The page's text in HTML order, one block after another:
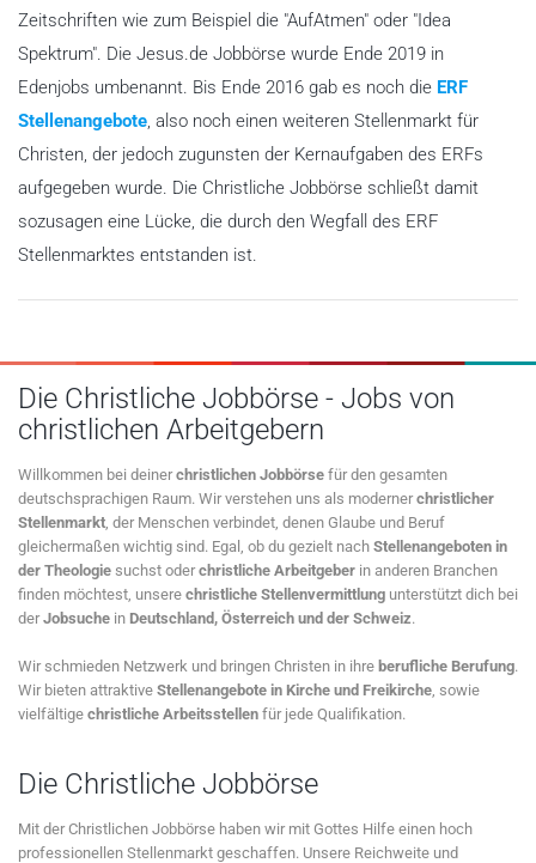
Zeitschriften wie zum Beispiel die "AufAtmen" oder "Idea
Spektrum". Die Jesus.de Jobbörse wurde Ende 2019 in
Edenjobs umbenannt. Bis Ende 2016 gab es noch die ERF
Stellenangebote, also noch einen weiteren Stellenmarkt für
Christen, der jedoch zugunsten der Kernaufgaben des ERFs
aufgegeben wurde. Die Christliche Jobbörse schließt damit
sozusagen eine Lücke, die durch den Wegfall des ERF
Stellenmarktes entstanden ist.
Die Christliche Jobbörse - Jobs von
christlichen Arbeitgebern
Willkommen bei deinerchristlichen Jobbörse für den gesamten
deutschsprachigen Raum. Wir verstehen uns als modernerchristlicher
Stellenmarkt, der Menschen verbindet, denen Glaube und Beruf
gleichermaßen wichtig sind. Egal, ob du gezielt nach Stellenangeboten in
der Theologie suchst oderchristliche Arbeitgeber in anderen Branchen
finden möchtest, unsere christliche Stellenvermittlung unterstützt dich bei
derJobsuche in Deutschland, Österreich und der Schweiz.
Wir schmieden Netzwerk und bringen Christen in ihre berufliche Berufung.
Wir bieten attraktive Stellenangebote in Kirche und Freikirche, sowie
vielfältige christliche Arbeitsstellen für jede Qualifikation.
Die Christliche Jobbörse
Mit der Christlichen Jobbörse haben wir mit Gottes Hilfe einen hoch
professionellen Stellenmarkt geschaffen. Unsere Reichweite und